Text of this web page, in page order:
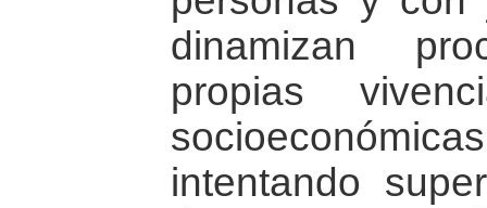
dinamizan
propias
intentando